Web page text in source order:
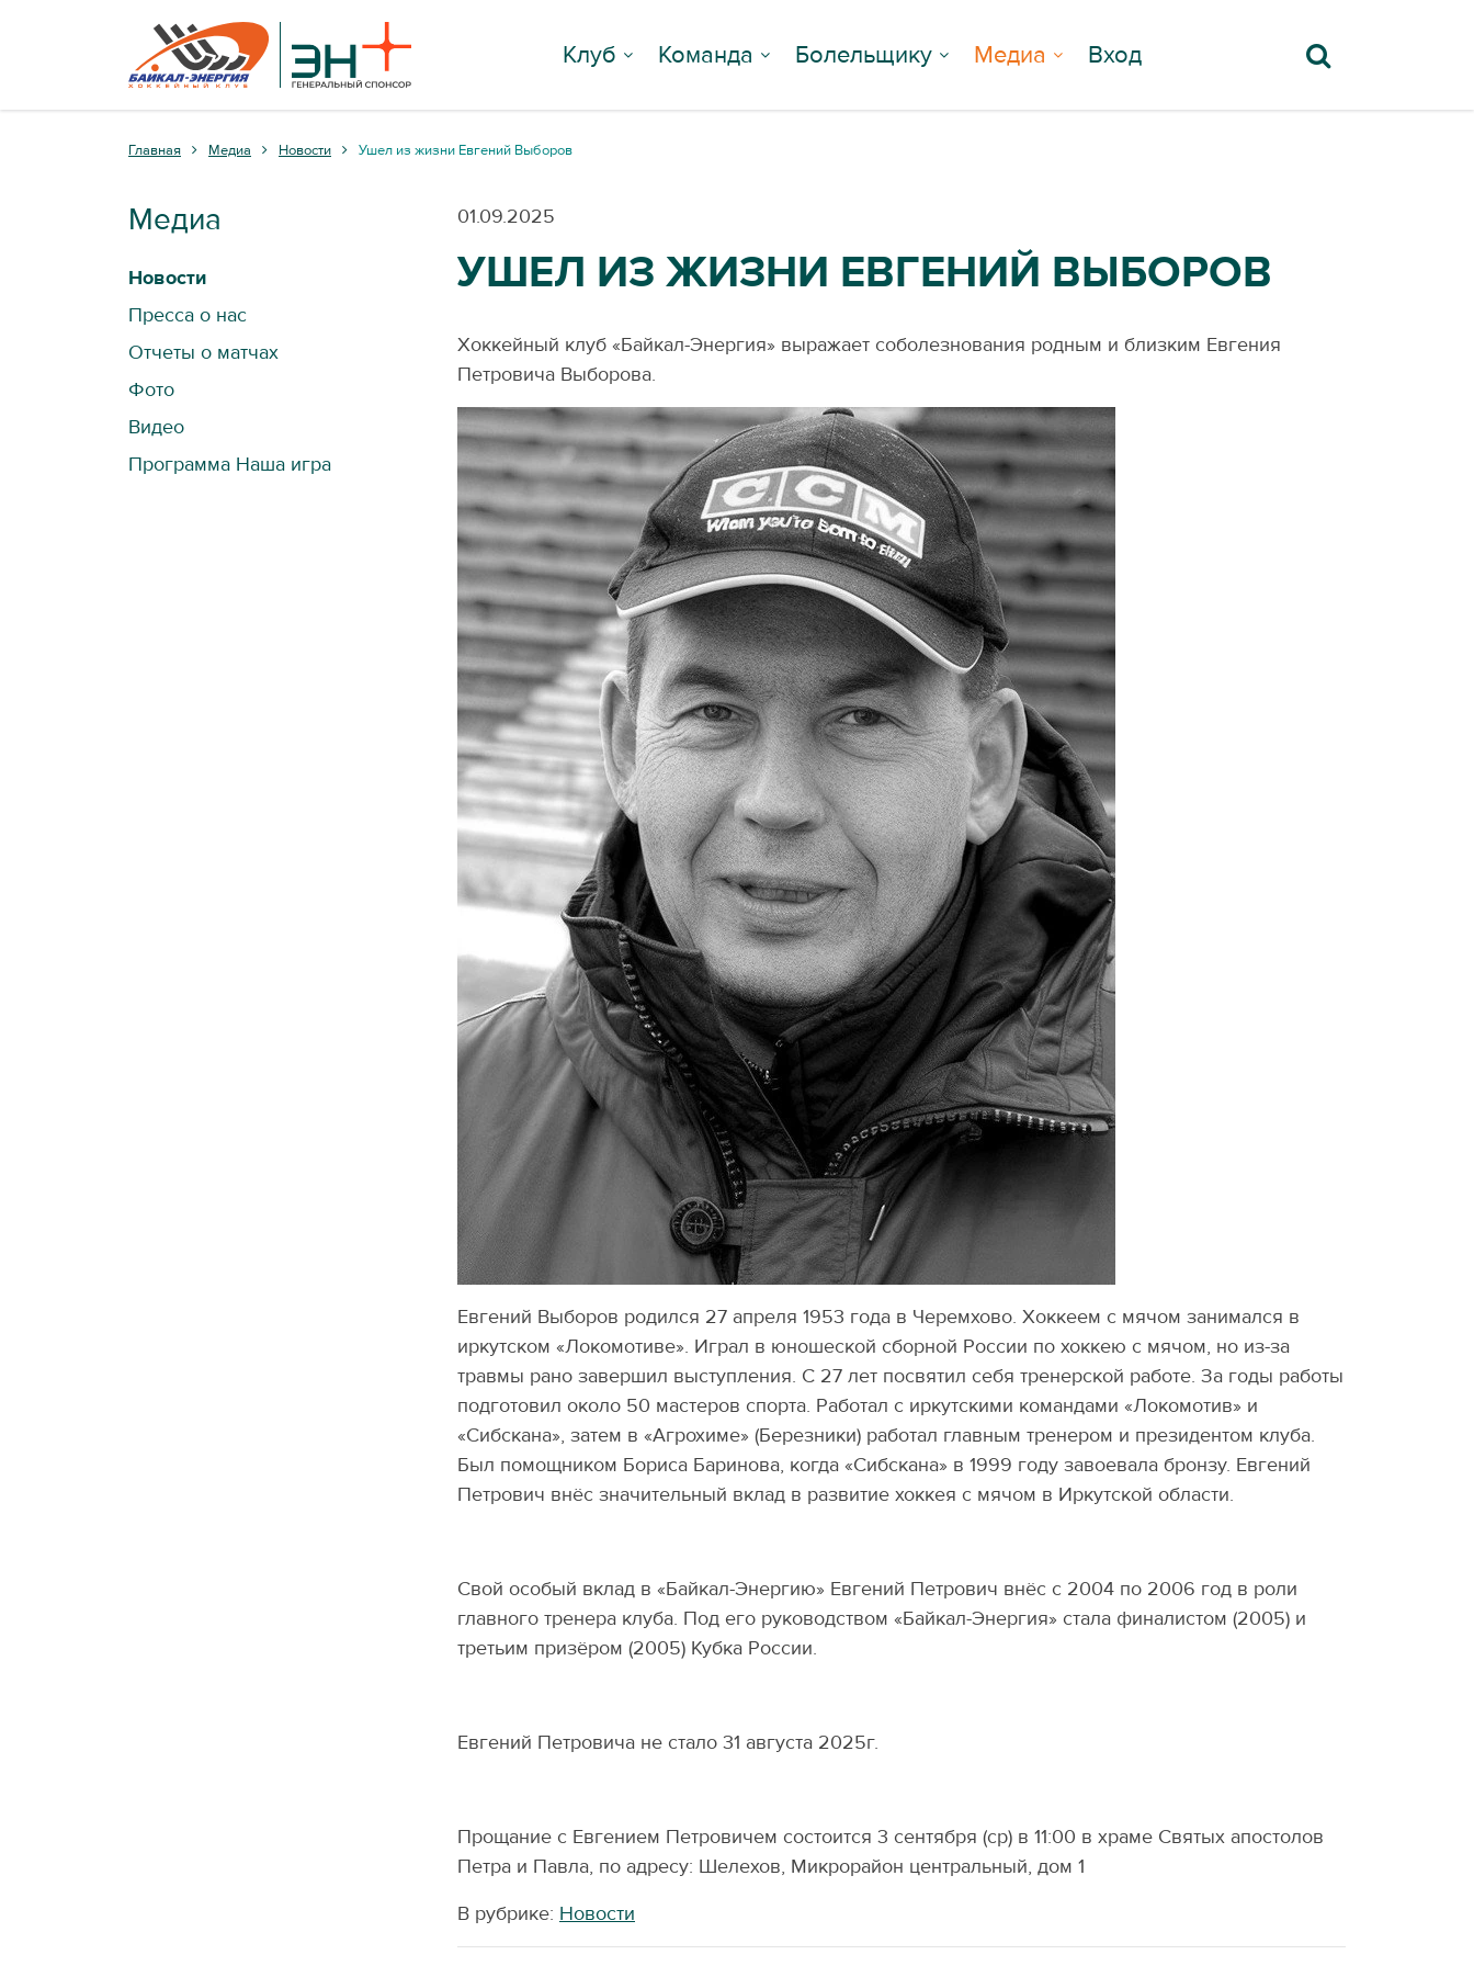
Клуб Команда Болельщику Медиа Вход
Главная Медиа Новости Ушел из жизни Евгений Выборов
01.09.2025
УШЕЛ ИЗ ЖИЗНИ ЕВГЕНИЙ ВЫБОРОВ
Хоккейный клуб «Байкал-Энергия» выражает соболезнования родным и близким Евгения
Петровича Выборова.
Евгений Выборов родился 27 апреля 1953 года в Черемхово. Хоккеем с мячом занимался в
иркутском «Локомотиве». Играл в юношеской сборной России по хоккею с мячом, но из-за
травмы рано завершил выступления. С 27 лет посвятил себя тренерской работе. За годы работы
подготовил около 50 мастеров спорта. Работал с иркутскими командами «Локомотив» и
«Сибскана», затем в «Агрохиме» (Березники) работал главным тренером и президентом клуба.
Был помощником Бориса Баринова, когда «Сибскана» в 1999 году завоевала бронзу. Евгений
Петрович внёс значительный вклад в развитие хоккея с мячом в Иркутской области.
Свой особый вклад в «Байкал-Энергию» Евгений Петрович внёс с 2004 по 2006 год в роли
главного тренера клуба. Под его руководством «Байкал-Энергия» стала финалистом (2005) и
третьим призёром (2005) Кубка России.
Евгений Петровича не стало 31 августа 2025г.
Прощание с Евгением Петровичем состоится 3 сентября (ср) в 11:00 в храме Святых апостолов
Петра и Павла, по адресу: Шелехов, Микрорайон центральный, дом 1
В рубрике: Новости
Медиа
Новости
Пресса о нас
Отчеты о матчах
Фото
Видео
Программа Наша игра